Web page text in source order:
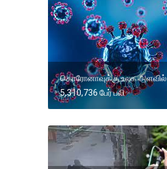
கொரோனாவுக்கு உலக அளவில்
5,310,736 பேர் பலி